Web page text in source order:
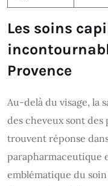
Les soins
Provence
Au-delà du visage, la
des cheveux sont
trouvent réponse
parapharmaceutique
emblématique du